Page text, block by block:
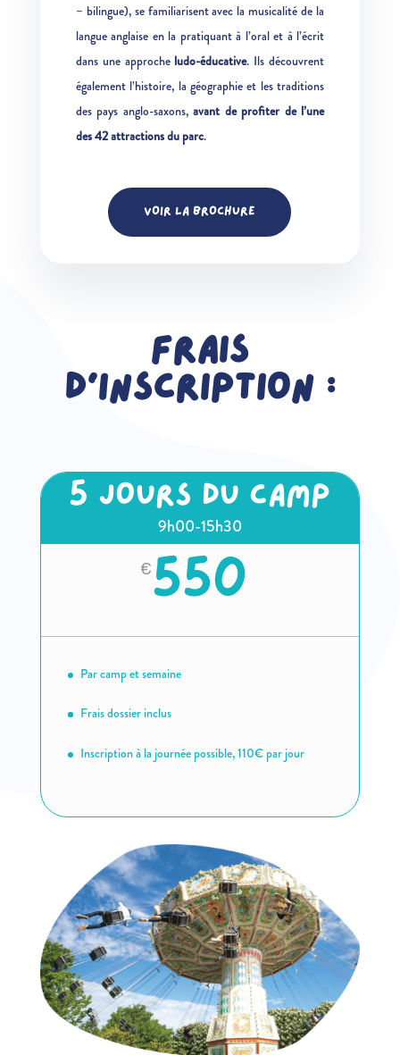
– bilingue), se familiarisent avec la musicalité de la
langue anglaise en la pratiquant à l’oral et à l’écrit
dans une approche ludo-éducative. Ils découvrent
également l’histoire, la géographie et les traditions
des pays anglo-saxons,avant de profiter de l’une
des 42 attractions du parc.
VOIR LA BROCHURE
Frais
d’inscription :
5 JOURS DU CAMP
9h00-15h30
€550
Par camp et semaine
Frais dossier inclus
Inscription à la journée possible, 110€ par jour